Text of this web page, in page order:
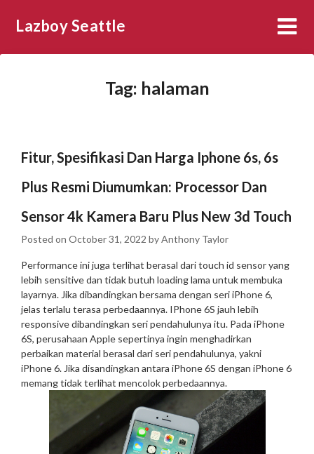
Lazboy Seattle
Tag: halaman
Fitur, Spesifikasi Dan Harga Iphone 6s, 6s
Plus Resmi Diumumkan: Processor Dan
Sensor 4k Kamera Baru Plus New 3d Touch
Posted on October 31, 2022 byAnthony Taylor
Performance ini juga terlihat berasal dari touch id sensor yang
lebih sensitive dan tidak butuh loading lama untuk membuka
layarnya. Jika dibandingkan bersama dengan seri iPhone 6,
jelas terlalu terasa perbedaannya. IPhone 6S jauh lebih
responsive dibandingkan seri pendahulunya itu. Pada iPhone
6S, perusahaan Apple sepertinya ingin menghadirkan
perbaikan material berasal dari seri pendahulunya, yakni
iPhone 6. Jika disandingkan antara iPhone 6S dengan iPhone 6
memang tidak terlihat mencolok perbedaannya.